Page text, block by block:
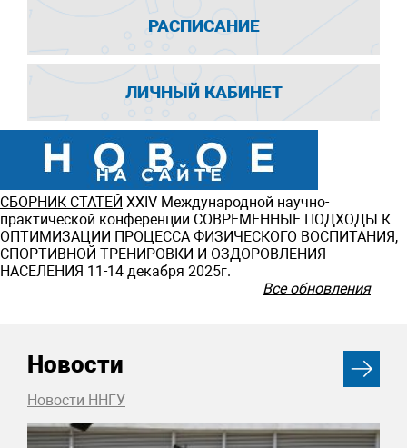
РАСПИСАНИЕ
ЛИЧНЫЙ КАБИНЕТ
СБОРНИК СТАТЕЙ ХXIV Международной научно-
практической конференции СОВРЕМЕННЫЕ ПОДХОДЫ К
ОПТИМИЗАЦИИ ПРОЦЕССА ФИЗИЧЕСКОГО ВОСПИТАНИЯ,
СПОРТИВНОЙ ТРЕНИРОВКИ И ОЗДОРОВЛЕНИЯ
НАСЕЛЕНИЯ 11-14 декабря 2025г.
Все обновления
Новости
Новости ННГУ